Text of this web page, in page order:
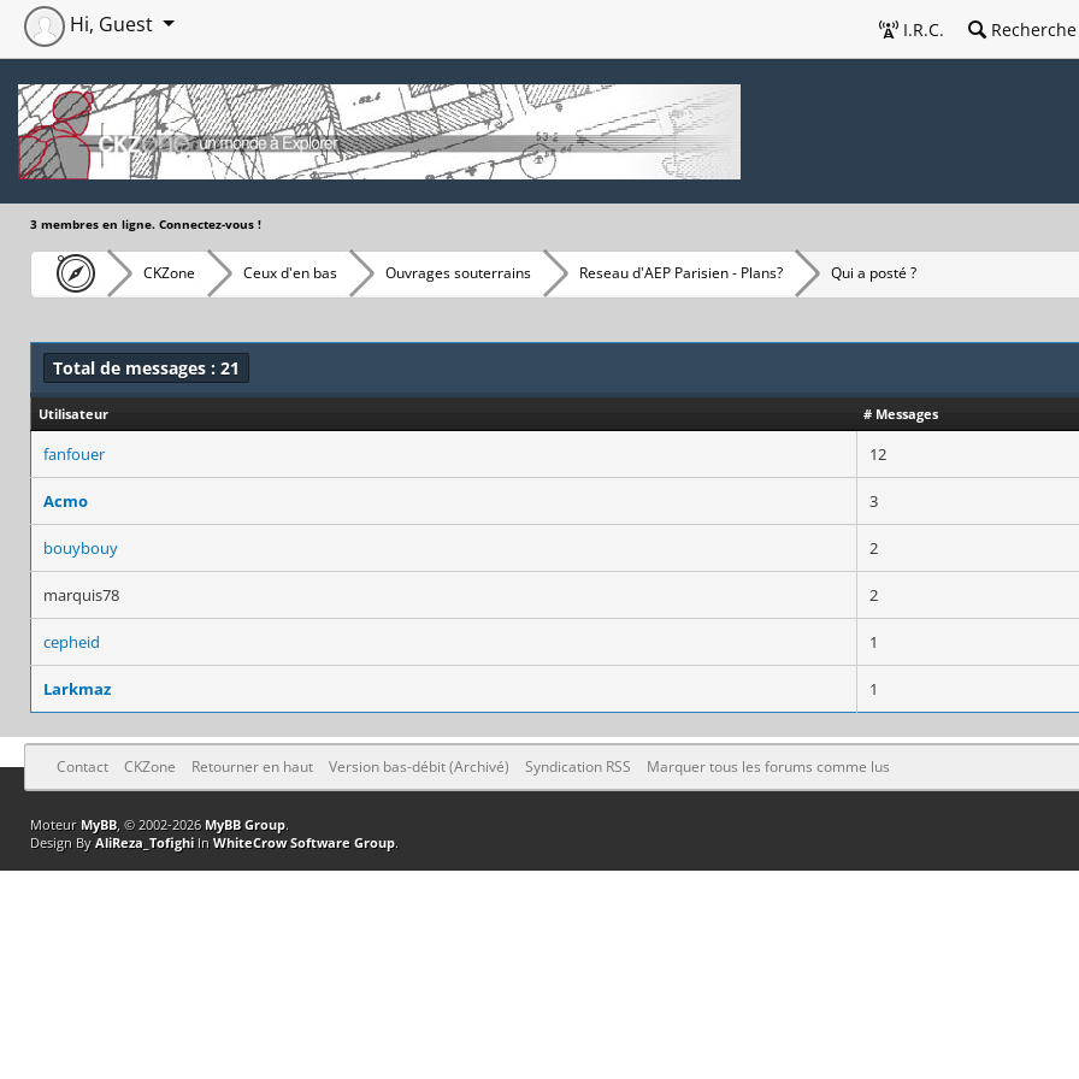
I.R.C. Recherche
Hi, Guest
3 membres en ligne. Connectez-vous !
CKZone Ceux d'en bas Ouvrages souterrains Reseau d'AEP Parisien - Plans? Qui a posté ?
Total de messages : 21
Utilisateur # Messages
fanfouer 12
Acmo 3
bouybouy 2
marquis78 2
cepheid 1
Larkmaz 1
Contact CKZone Retourner en haut Version bas-débit (Archivé) Syndication RSS Marquer tous les forums comme lus
Moteur MyBB, © 2002-2026 MyBB Group.
Design By AliReza_TofighiIn WhiteCrow Software Group.